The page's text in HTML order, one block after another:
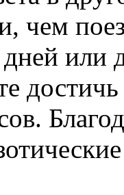
чем
или
достичь